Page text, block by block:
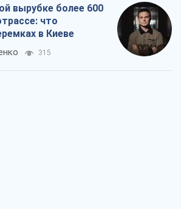
вырубке более 600
что
в Киеве
315